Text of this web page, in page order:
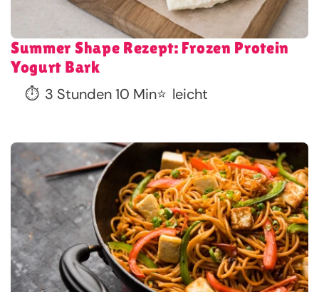
Summer Shape Rezept: Frozen Protein
Yogurt Bark
⏱️ 3 Stunden 10 Min⭐ leicht